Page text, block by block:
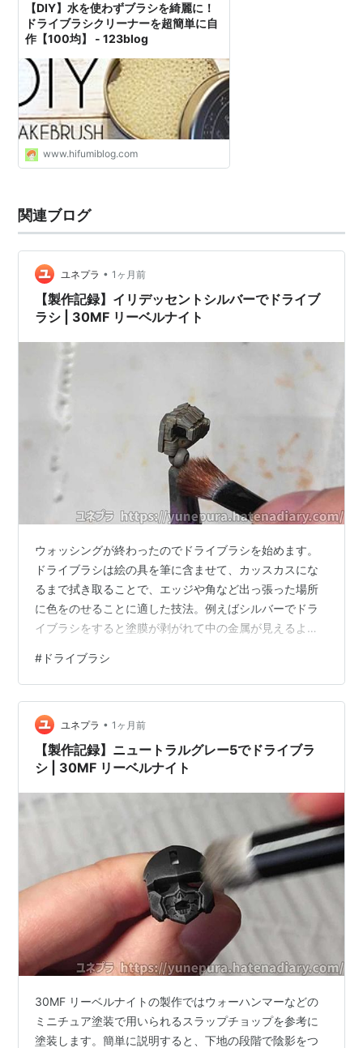
【DIY】水を使わずブラシを綺麗に！
ドライブラシクリーナーを超簡単に自
作【100均】 - 123blog
www.hifumiblog.com
関連ブログ
ユネプラ • 1ヶ月前
【製作記録】イリデッセントシルバーでドライブ
ラシ | 30MF リーベルナイト
ウォッシングが終わったのでドライブラシを始めます。
ドライブラシは絵の具を筆に含ませて、カッスカスにな
るまで拭き取ることで、エッジや角など出っ張った場所
に色をのせることに適した技法。例えばシルバーでドラ
イブラシをすると塗膜が剥がれて中の金属が見えるよう
ACRYLICSのイリデッセントシルバー。それをセリアで
買ったアイシャドウブラシ3Pでドライブラシ。シャカシ
ャカと重ねていき…。 ドライブラシが終わりました！ タ
ーナー色彩(Turner Color) U-35アクリリックス イリデッ
セントシルバー 20ml UA020870ターナー色彩(Tu…
# ドライブラシ
ユネプラ • 1ヶ月前
【製作記録】ニュートラルグレー5でドライブラ
シ | 30MF リーベルナイト
30MF リーベルナイトの製作ではウォーハンマーなどの
ミニチュア塗装で用いられるスラップチョップを参考に
塗装します。簡単に説明すると、下地の段階で陰影をつ